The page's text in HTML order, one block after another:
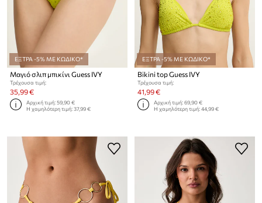
ΕΞΤΡΑ -5% ΜΕ ΚΩΔΙΚΟ*
Μαγιό σλιπ μπικίνι Guess IVY
Τρέχουσα τιμή:
35,99 €
Αρχική τιμή:59,90 €
Η χαμηλότερη τιμή:37,99 €
ΕΞΤΡΑ -5% ΜΕ ΚΩΔΙΚΟ*
Bikini top Guess IVY
Τρέχουσα τιμή:
41,99 €
Αρχική τιμή:69,90 €
Η χαμηλότερη τιμή:44,99 €